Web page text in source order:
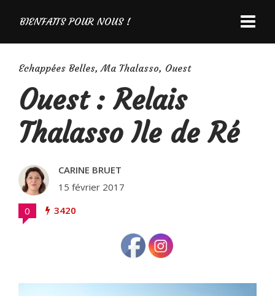
BIENFAITS POUR NOUS !
Echappées Belles,Ma Thalasso, Ouest
Ouest : Relais
Thalasso Ile de Ré
CARINE BRUET
15 février 2017
0
3420